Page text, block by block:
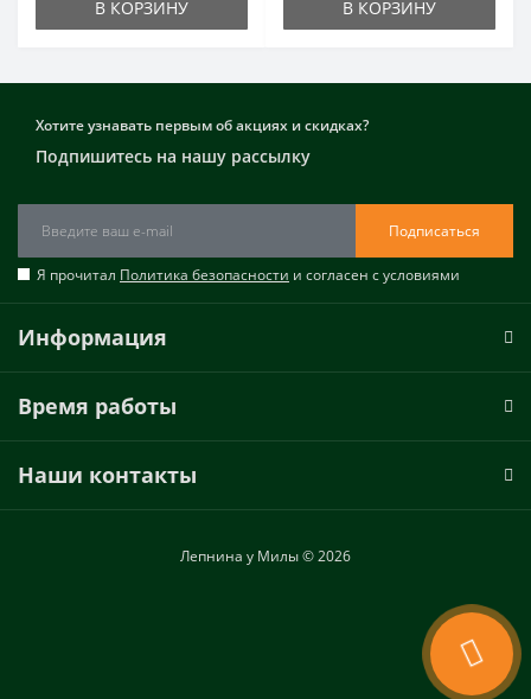
В КОРЗИНУ В КОРЗИНУ
Хотите узнавать первым об акциях и скидках?
Подпишитесь на нашу рассылку
Подписаться
Я прочитал Политика безопасности и согласен с условиями
Информация
Время работы
Наши контакты
Лепнина у Милы © 2026